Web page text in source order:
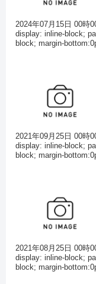
2024年07月15日 00時
display: inline-block;
block; margin-
2021年09月25日 00時
display: inline-block;
block; margin-
2021年08月25日 00時
display: inline-block;
block; margin-